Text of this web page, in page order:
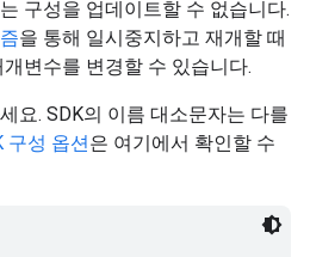
구성을 업데이트할 수 없습니다.
을 통해 일시중지하고 재개할 때
변수를 변경할 수 있습니다.
요. SDK의 이름 대소문자는 다를
구성 옵션은 여기에서 확인할 수